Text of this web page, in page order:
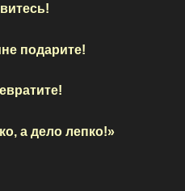
подарите!
а дело лепко!»